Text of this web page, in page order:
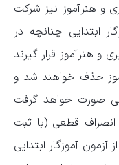
و هنرآموز نیز شرکت
ابتدایی چنانچه در
و هنرآموز قرار گیرند
حذف خواهند شد و
صورت خواهد گرفت
قطعی (با ثبت
آموزگار ابتدایی